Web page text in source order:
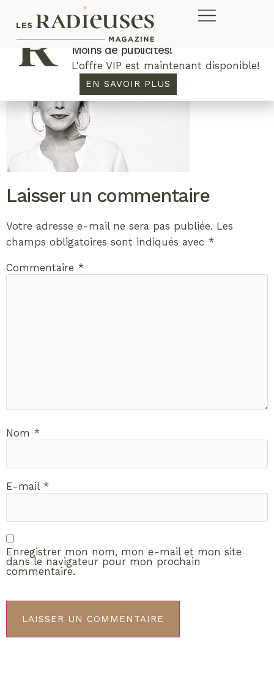
Laisser un commentaire
Votre adresse e-mail ne sera pas publiée. Les
champs obligatoires sont indiqués avec *
Commentaire *
Nom *
E-mail *
Enregistrer mon nom, mon e-mail et mon site
dans le navigateur pour mon prochain
commentaire.
Plus de concours. Plus de rabais.
Moins de publicités!
L'offre VIP est maintenant disponible!
EN SAVOIR PLUS